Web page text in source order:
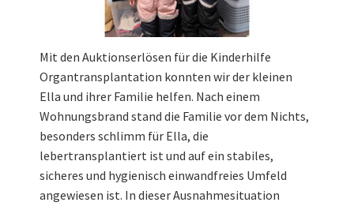
Mit den Auktionserlösen für die Kinderhilfe
Organtransplantation konnten wir der kleinen
Ella und ihrer Familie helfen. Nach einem
Wohnungsbrand stand die Familie vor dem Nichts,
besonders schlimm für Ella, die
lebertransplantiert ist und auf ein stabiles,
sicheres und hygienisch einwandfreies Umfeld
angewiesen ist. In dieser Ausnahmesituation